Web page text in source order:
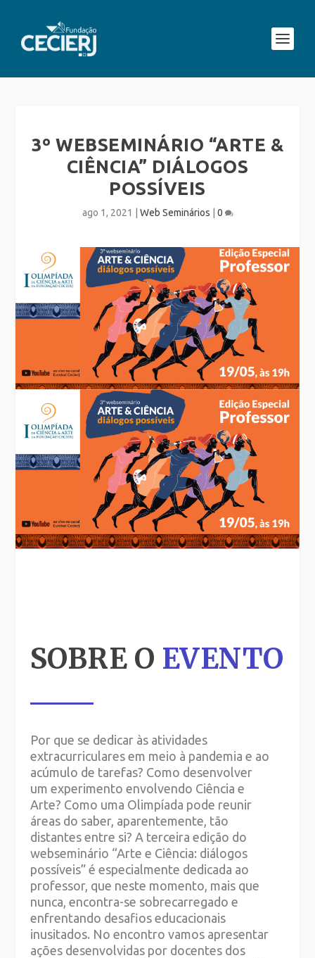
3º WEBSEMINÁRIO “ARTE &
CIÊNCIA” DIÁLOGOS
POSSÍVEIS
ago 1, 2021 Web Seminários 0
SOBRE O EVENTO
Por que se dedicar às atividades
extracurriculares em meio à pandemia e ao
acúmulo de tarefas? Como desenvolver
um experimento envolvendo Ciência e
Arte? Como uma Olimpíada pode reunir
áreas do saber, aparentemente, tão
distantes entre si? A terceira edição do
webseminário “Arte e Ciência: diálogos
possíveis” é especialmente dedicada ao
professor, que neste momento, mais que
nunca, encontra-se sobrecarregado e
enfrentando desafios educacionais
inusitados. No encontro vamos apresentar
ações desenvolvidas por docentes dos